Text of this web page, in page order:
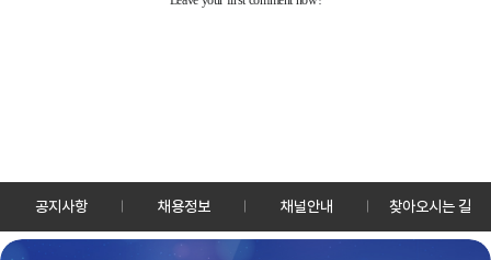
공지사항 채용정보 채널안내 찾아오시는 길